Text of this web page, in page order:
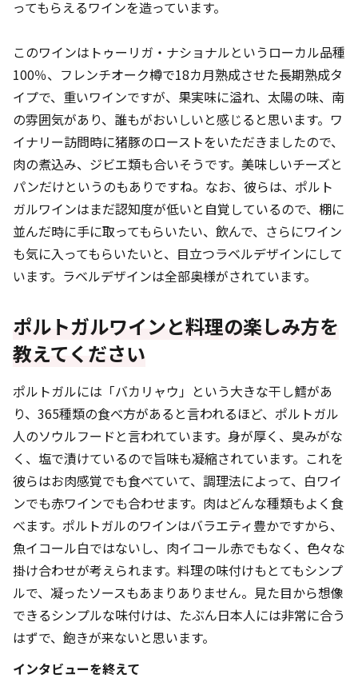
ってもらえるワインを造っています。
このワインはトゥーリガ・ナショナルというローカル品種
100％、フレンチオーク樽で18カ月熟成させた長期熟成タ
イプで、重いワインですが、果実味に溢れ、太陽の味、南
の雰囲気があり、誰もがおいしいと感じると思います。ワ
イナリー訪問時に猪豚のローストをいただきましたので、
肉の煮込み、ジビエ類も合いそうです。美味しいチーズと
パンだけというのもありですね。なお、彼らは、ポルト
ガルワインはまだ認知度が低いと自覚しているので、棚に
並んだ時に手に取ってもらいたい、飲んで、さらにワイン
も気に入ってもらいたいと、目立つラベルデザインにして
います。ラベルデザインは全部奥様がされています。
ポルトガルワインと料理の楽しみ方を
教えてください
ポルトガルには「バカリャウ」という大きな干し鱈があ
り、365種類の食べ方があると言われるほど、ポルトガル
人のソウルフードと言われています。身が厚く、臭みがな
く、塩で漬けているので旨味も凝縮されています。これを
彼らはお肉感覚でも食べていて、調理法によって、白ワイ
ンでも赤ワインでも合わせます。肉はどんな種類もよく食
べます。ポルトガルのワインはバラエティ豊かですから、
魚イコール白ではないし、肉イコール赤でもなく、色々な
掛け合わせが考えられます。料理の味付けもとてもシンプ
ルで、凝ったソースもあまりありません。見た目から想像
できるシンプルな味付けは、たぶん日本人には非常に合う
はずで、飽きが来ないと思います。
インタビューを終えて